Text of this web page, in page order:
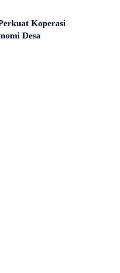
Koperasi
Desa